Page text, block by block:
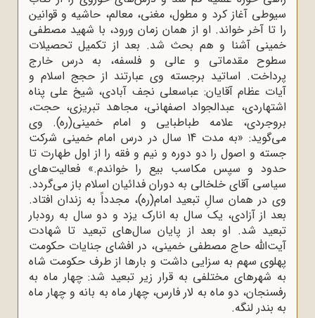
سیوطى آغاز کرد و مطول، مغنى، معالم، حاشیه و قوانین
را تا آخر خواند. او از همان زمان ورود، با شهید مصطفى
خمینى آشنا و هم بحث شد. بعد از تکمیل تحصیلات
سطوح مقدماتى و عالى و فلسفه، به درس خارج
پرداخت. اساتید برجسته وى عبارتند از حجج اسلام و
آیات عظام آقایان: عباسعلى نجف آبادى، شیخ على پناه
اشتهاردى، عبدالجواد اصفهانى، مجاهد تبریزى، حجت،
بروجردى، علامه طباطبایى و امام خمینى(ره). وى
مى‌گوید: «به مدت 14 سال در درس امام خمینى شرکت
جسته و اصول را دو دوره و نیم و فقه را از اول طهارت تا
حدود و سپس مکاسب بیع را خواندم.» فعالیت‌هاى
سیاسى آقاى خلخالى به دوران فدائیان اسلام باز مى‌گردد.
وى در همان سالِ تبعید امام(ره)، مجدداً به زندان افتاد.
بعد از آزادى، یک سال به انارک یزد و دو سال به رودبار
تبعید شد. او بعد از پایان سال‌هاى تبعید تا شهادت
آیت‌الله حاج مصطفى خمینی، در افشاى جنایات حکومت
پهلوى سهم به سزایى داشت و بارها از طرف حکومت شاه
به شهرهاى مختلفى به قرار زیر تبعید شد: چهار ماه به
رفسنجان، دو ماه به لار فارس، چهار ماه به بانه و چهار ماه
به بندر لنگه.